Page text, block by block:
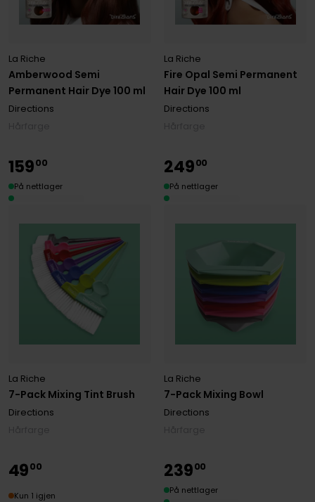
Amberwood Semi
Permanent Hair Dye 100 ml
La Riche
Directions
Fire Opal Semi Permanent
Hair Dye 100 ml
La Riche
Directions
7-Pack Mixing Tint Brush
La Riche
Directions
15900
På nettlager
7-Pack Mixing Bowl
La Riche
Directions
24900
På nettlager
4900
Kun 1 igjen
23900
På nettlager